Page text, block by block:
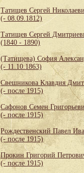
Татищев Сергей
(- 08.09.1812)
Татищев Сергей
(1840 - 1890)
(Татищева) София
(- 11.10.1863)
Свешникова Клавдия
(- после 1915)
Сафонов Семен
(- после 1915)
Рождественский Павел
(- после 1915)
Прокин Григорий
(- после 1915)